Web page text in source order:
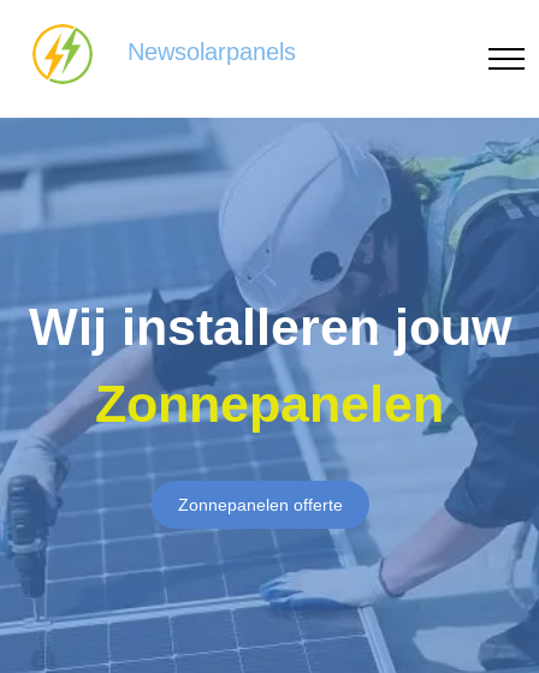
Newsolarpanels
Wij installeren jouw
Zonnepanelen
Zonnepanelen offerte